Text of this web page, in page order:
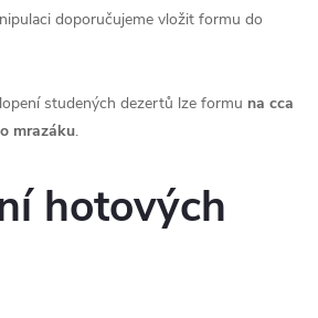
doporučujeme vložit formu do
studených dezertů lze formu na cca
mrazáku.
hotových